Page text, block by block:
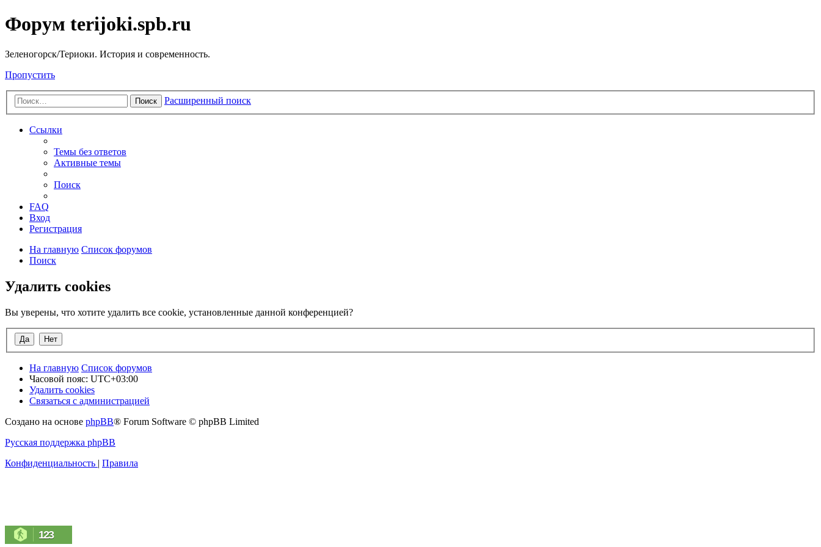
Форум terijoki.spb.ru
Зеленогорск/Териоки. История и современность.
Пропустить
Поиск Расширенный поиск
Ссылки
Темы без ответов
Активные темы
Поиск
FAQ
Вход
Регистрация
На главную Список форумов
Поиск
Удалить cookies
Вы уверены, что хотите удалить все cookie, установленные данной конференцией?
На главную Список форумов
Часовой пояс: UTC+03:00
Удалить cookies
Связаться с администрацией
Создано на основе phpBB® Forum Software © phpBB Limited
Русская поддержка phpBB
Конфиденциальность | Правила
123